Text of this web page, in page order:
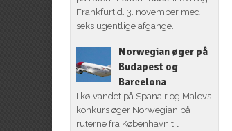
Frankfurt d. 3. november med
seks ugentlige afgange.
Norwegian øger på
Budapest og
Barcelona
I kølvandet på Spanair og Malevs
konkurs øger Norwegian på
ruterne fra København til